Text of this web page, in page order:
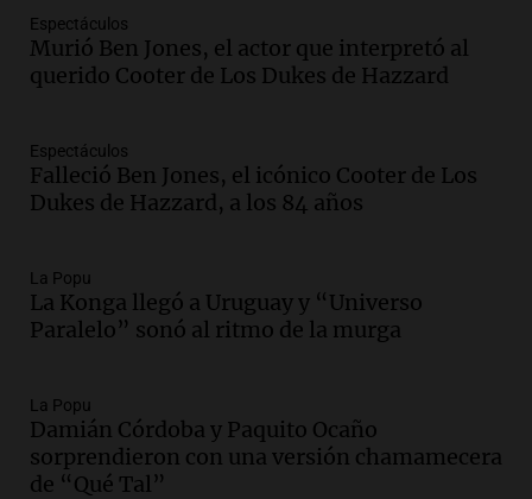
afirma el secretario Becker
Panorama Federal
Episodios
saldo trágico de 111 muertos y miles de
afectados en varias localidades
Panorama Federal
aclarar el origen de su patrimonio ante
la justicia
Panorama Federal
Audio.
millones para suspender juicio por
marcas de Diego Maradona
Panorama Federal
Espectáculos
Murió Ben Jones, el actor que interpretó al
querido Cooter de Los Dukes de Hazzard
Espectáculos
Falleció Ben Jones, el icónico Cooter de Los
Dukes de Hazzard, a los 84 años
La Popu
La Konga llegó a Uruguay y “Universo
Paralelo” sonó al ritmo de la murga
La Popu
Damián Córdoba y Paquito Ocaño
sorprendieron con una versión chamamecera
de “Qué Tal”